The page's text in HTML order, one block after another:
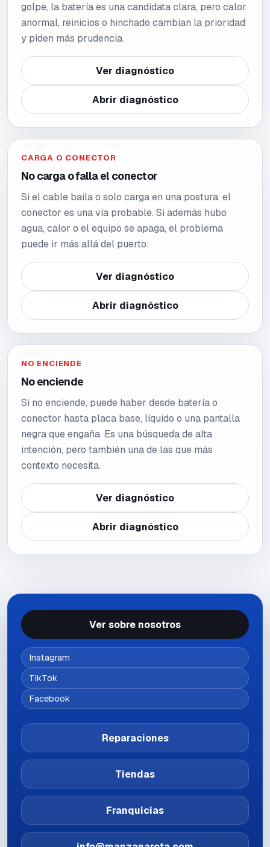
golpe, la batería es una candidata clara, pero calor
anormal, reinicios o hinchado cambian la prioridad
y piden más prudencia.
Ver diagnóstico
Abrir diagnóstico
CARGA O CONECTOR
No carga o falla el conector
Si el cable baila o solo carga en una postura, el
conector es una vía probable. Si además hubo
agua, calor o el equipo se apaga, el problema
puede ir más allá del puerto.
Ver diagnóstico
Abrir diagnóstico
NO ENCIENDE
No enciende
Si no enciende, puede haber desde batería o
conector hasta placa base, líquido o una pantalla
negra que engaña. Es una búsqueda de alta
intención, pero también una de las que más
contexto necesita.
Ver diagnóstico
Abrir diagnóstico
Ver sobre nosotros
Instagram
TikTok
Facebook
Reparaciones
Tiendas
Franquicias